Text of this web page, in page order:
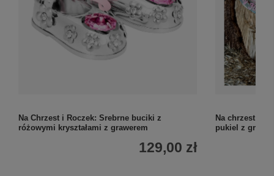
Na Chrzest i Roczek: Srebrne buciki z
różowymi kryształami z grawerem
129,00 zł
Na chrzest i
pukiel z